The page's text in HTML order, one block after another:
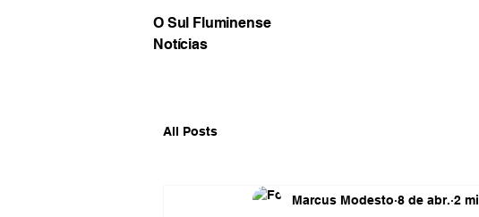
O Sul Fluminense
Notícias
All Posts
Marcus Modesto 8 de abr. 2